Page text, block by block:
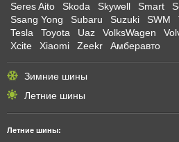
Seres Aito
Skoda Skywell Smart
Ssang Yong
Subaru Suzuki SWM
Tesla
Toyota Uaz VolksWagen
Xcite
Xiaomi Zeekr Амберавто
Зимние шины
Летние шины
Летние шины: